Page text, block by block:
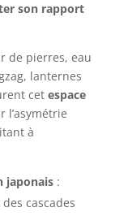
son rapport
de pierres, eau
lanternes
cet espace
l’asymétrie
à
japonais:
cascades